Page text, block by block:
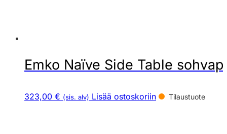
Emko Naïve Side Table
323,00 € (sis. alv) Lisää ostoskoriin Tilaustuote